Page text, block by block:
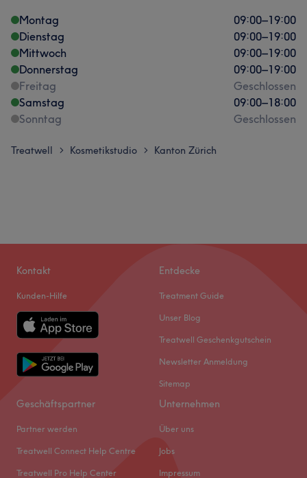
Montag
09:00–19:00
Dienstag
09:00–19:00
Mittwoch
09:00–19:00
Donnerstag
09:00–19:00
Freitag
Geschlossen
Samstag
09:00–18:00
Sonntag
Geschlossen
Treatwell > Kosmetikstudio > Kanton Zürich
Kontakt
Kunden-Hilfe
Entdecke
Treatment Guide
Unser Blog
Treatwell Geschenkgutschein
Newsletter Anmeldung
Sitemap
Geschäftspartner
Partner werden
Treatwell Connect Help Centre
Treatwell Pro Help Center
Unternehmen
Über uns
Jobs
Impressum